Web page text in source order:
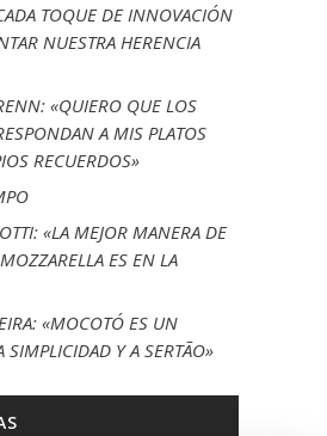
TOQUE DE INNOVACIÓN
NUESTRA HERENCIA
«QUIERO QUE LOS
A MIS PLATOS
RECUERDOS»
«LA MEJOR MANERA DE
ES EN LA
«MOCOTÓ ES UN
SIMPLICIDAD Y A SERTÃO»